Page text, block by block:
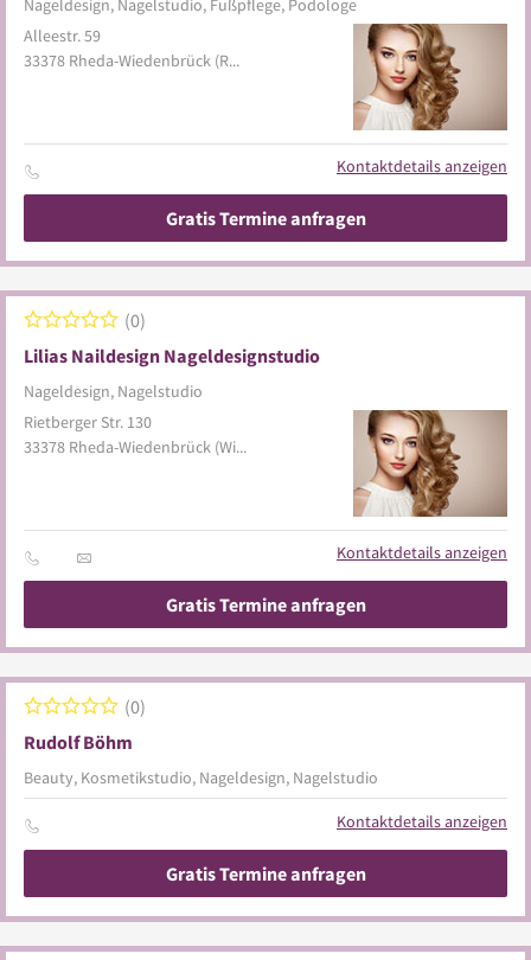
Nageldesign, Nagelstudio, Fußpflege, Podologe
Alleestr. 59
33378 Rheda-Wiedenbrück (Rheda)
Kontaktdetails anzeigen
Gratis Termine anfragen
Lilias Naildesign Nageldesignstudio
Nageldesign, Nagelstudio
0
Rietberger Str. 130
33378 Rheda-Wiedenbrück (Wiedenbrück)
Kontaktdetails anzeigen
Gratis Termine anfragen
Rudolf Böhm
Beauty, Kosmetikstudio, Nageldesign, Nagelstudio
0
Kontaktdetails anzeigen
Gratis Termine anfragen